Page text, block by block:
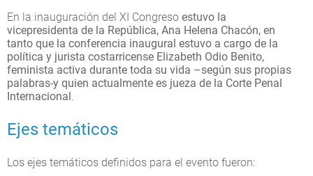
En la inauguración del XI Congreso estuvo la
vicepresidenta de la República, Ana Helena Chacón, en
tanto que la conferencia inaugural estuvo a cargo de la
política y jurista costarricense Elizabeth Odio Benito,
feminista activa durante toda su vida –según sus propias
palabras-y quien actualmente es jueza de la Corte Penal
Internacional.
Ejes temáticos
Los ejes temáticos definidos para el evento fueron: